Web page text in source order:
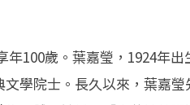
100歲。葉嘉瑩，1924年
學院士。長久以來，葉嘉